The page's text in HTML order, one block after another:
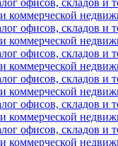
коммерческой
офисов, складов и
коммерческой
офисов, складов и
коммерческой
офисов, складов и
коммерческой
офисов, складов и
коммерческой
офисов, складов и
коммерческой